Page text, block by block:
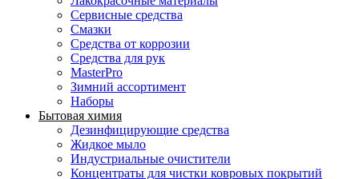
Сервисные средства
Смазки
Средства от коррозии
Средства для рук
MasterPro
Зимний ассортимент
Наборы
Бытовая химия
Дезинфицирующие средства
Жидкое мыло
Индустриальные очистители
Концентраты для чистки ковровых покрытий